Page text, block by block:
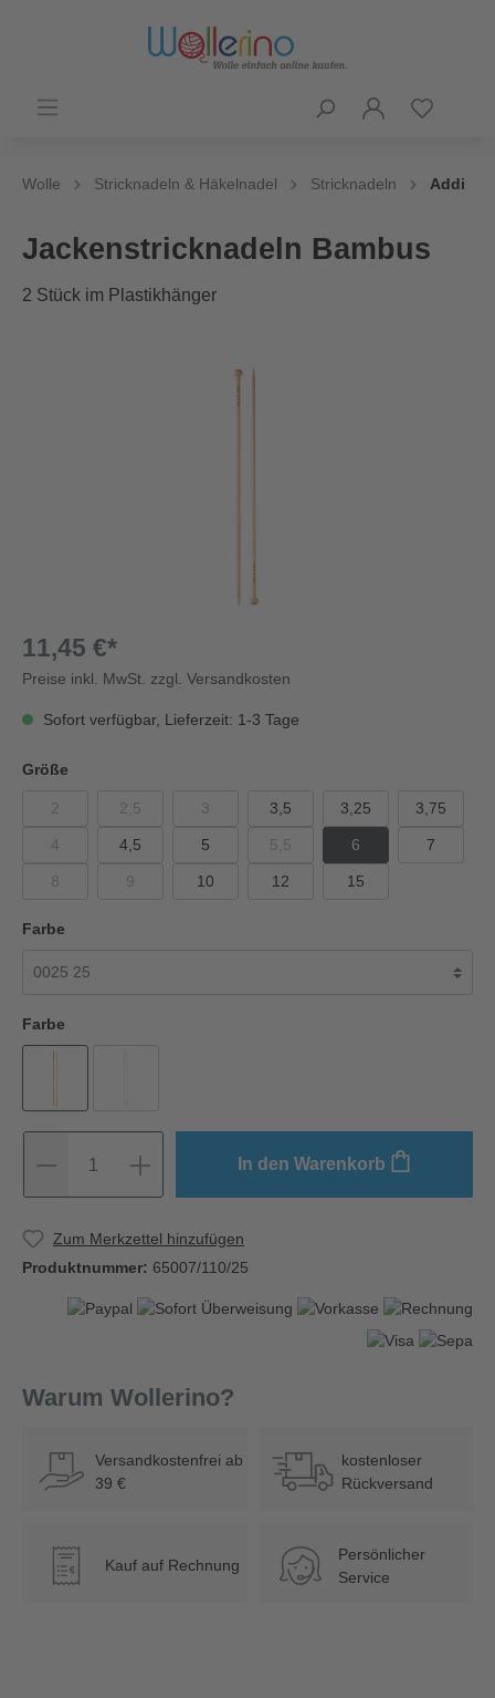
Wolle Stricknadeln & Häkelnadel Stricknadeln Addi
Jackenstricknadeln Bambus
2 Stück im Plastikhänger
11,45 €*
Preise inkl. MwSt. zzgl. Versandkosten
Sofort verfügbar, Lieferzeit: 1-3 Tage
Größe
2 2,5 3 3,5 3,25 3,75
4 4,5 5 5,5 6 7
8 9 10 12 15
Farbe
Farbe
1 In den Warenkorb
Zum Merkzettel hinzufügen
Produktnummer: 65007/110/25
Warum Wollerino?
Versandkostenfrei ab
39 €
kostenloser
Rückversand
€ Kauf auf Rechnung
Persönlicher
Service